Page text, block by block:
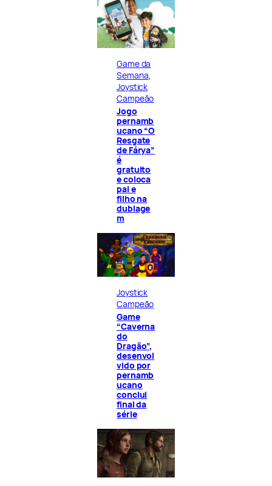
Game da
Semana
Joystick
Campeão
Jogo
pernamb
ucano “O
Resgate
de Fárya”
é
gratuito
e coloca
pai e
filho na
dublage
m
Joystick
Campeão
Game
“Caverna
do
Dragão”,
desenvol
vido por
pernamb
ucano
conclui
final da
série